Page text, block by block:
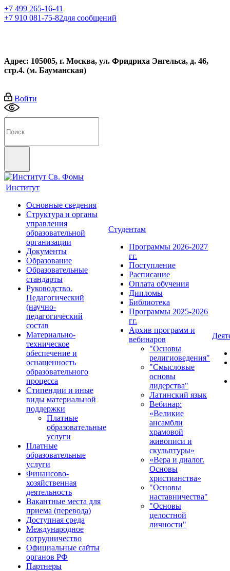
+7 499 265-16-41
+7 910 081-75-82для сообщений
Адрес: 105005, г. Москва, ул. Фридриха Энгельса, д. 46,
стр.4. (м. Бауманская)
Войти
Институт
Основные сведения
Структура и органы
управления
образовательной
организации
Документы
Образование
Образовательные
стандарты
Руководство.
Педагогический
(научно-
педагогический
состав
Материально-
техническое
обеспечение и
оснащенность
образовательного
процесса
Стипендии и иные
виды материальной
поддержки
Платные
образовательные
услуги
Платные
образовательные
услуги
Финансово-
хозяйственная
деятельность
Вакантные места для
приема (перевода)
Доступная среда
Международное
сотрудничество
Официальные сайты
органов РФ
Партнеры
Студентам
Программы 2026-2027
гг.
Поступление
Расписание
Оплата обучения
Дипломы
Библиотека
Программы 2025-2026
гг.
Архив программ и
вебинаров
"Основы
религиоведения"
"Смысловые
основы
лидерства"
Латинский язык
Вебинар:
«Великие
ансамбли
храмовой
живописи и
скульптуры»
«Вера и диалог.
Основы
христианства»
"Основы
наставничества"
"Основы
целостной
личности"